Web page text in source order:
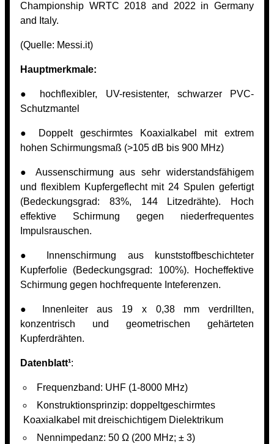
Championship WRTC 2018 and 2022 in Germany
and Italy.
(Quelle: Messi.it)
Hauptmerkmale:
● hochflexibler, UV-resistenter, schwarzer PVC-
Schutzmantel
● Doppelt geschirmtes Koaxialkabel mit extrem
hohen Schirmungsmaß (>105 dB bis 900 MHz)
● Aussenschirmung aus sehr widerstandsfähigem
und flexiblem Kupfergeflecht mit 24 Spulen gefertigt
(Bedeckungsgrad: 83%, 144 Litzedrähte). Hoch
effektive Schirmung gegen niederfrequentes
Impulsrauschen.
● Innenschirmung aus kunststoffbeschichteter
Kupferfolie (Bedeckungsgrad: 100%). Hocheffektive
Schirmung gegen hochfrequente Inteferenzen.
● Innenleiter aus 19 x 0,38 mm verdrillten,
konzentrisch und geometrischen gehärteten
Kupferdrähten.
Datenblatt¹:
Frequenzband: UHF (1-8000 MHz)
Konstruktionsprinzip: doppeltgeschirmtes
Koaxialkabel mit dreischichtigem Dielektrikum
Nennimpedanz: 50 Ω (200 MHz; ± 3)